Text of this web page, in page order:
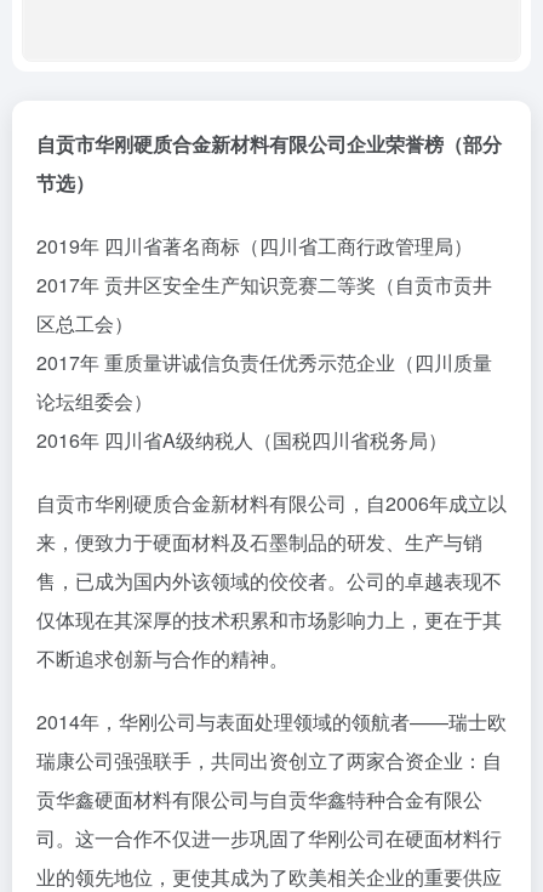
自贡市华刚硬质合金新材料有限公司企业荣誉榜（部分
节选）
2019年 四川省著名商标（四川省工商行政管理局）
2017年 贡井区安全生产知识竞赛二等奖（自贡市贡井
区总工会）
2017年 重质量讲诚信负责任优秀示范企业（四川质量
论坛组委会）
2016年 四川省A级纳税人（国税四川省税务局）
自贡市华刚硬质合金新材料有限公司，自2006年成立以
来，便致力于硬面材料及石墨制品的研发、生产与销
售，已成为国内外该领域的佼佼者。公司的卓越表现不
仅体现在其深厚的技术积累和市场影响力上，更在于其
不断追求创新与合作的精神。
2014年，华刚公司与表面处理领域的领航者——瑞士欧
瑞康公司强强联手，共同出资创立了两家合资企业：自
贡华鑫硬面材料有限公司与自贡华鑫特种合金有限公
司。这一合作不仅进一步巩固了华刚公司在硬面材料行
业的领先地位，更使其成为了欧美相关企业的重要供应